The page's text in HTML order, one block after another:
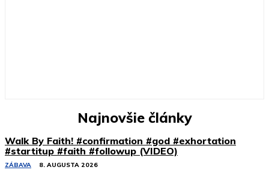
Najnovšie články
Walk By Faith! #confirmation #god #exhortation
#startitup #faith #followup (VIDEO)
ZÁBAVA 8. AUGUSTA 2026